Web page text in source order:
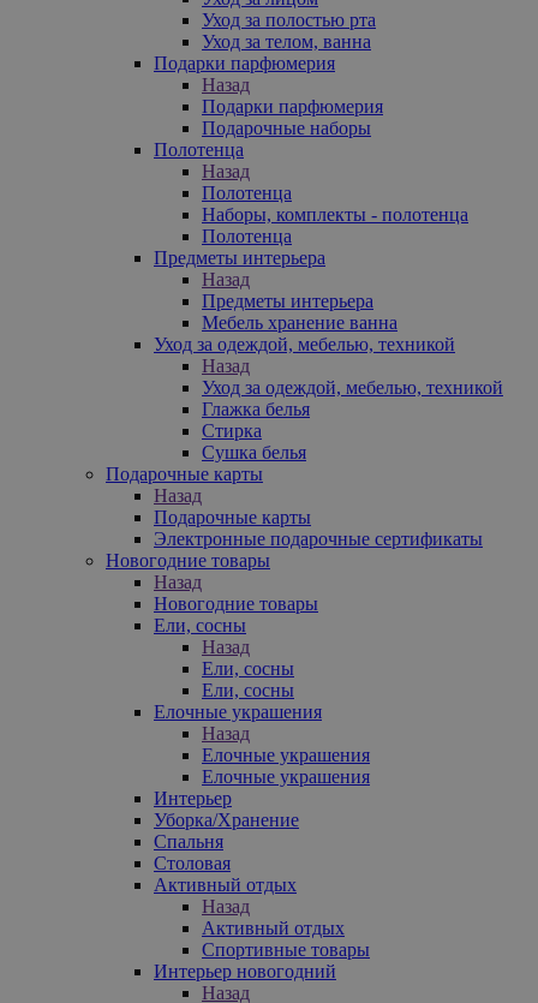
Уход за полостью рта
Уход за телом, ванна
Подарки парфюмерия
Назад
Подарки парфюмерия
Подарочные наборы
Полотенца
Назад
Полотенца
Наборы, комплекты - полотенца
Полотенца
Предметы интерьера
Назад
Предметы интерьера
Мебель хранение ванна
Уход за одеждой, мебелью, техникой
Назад
Уход за одеждой, мебелью, техникой
Глажка белья
Стирка
Сушка белья
Подарочные карты
Назад
Подарочные карты
Электронные подарочные сертификаты
Новогодние товары
Назад
Новогодние товары
Ели, сосны
Назад
Ели, сосны
Ели, сосны
Елочные украшения
Назад
Елочные украшения
Елочные украшения
Интерьер
Уборка/Хранение
Спальня
Столовая
Активный отдых
Назад
Активный отдых
Спортивные товары
Интерьер новогодний
Назад